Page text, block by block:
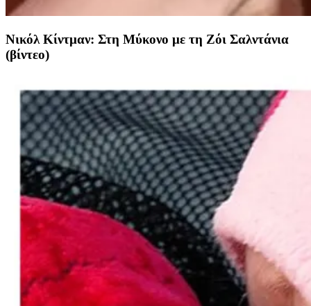
Νικόλ Κίντμαν: Στη Μύκονο με τη Ζόι Σαλντάνια
(βίντεο)